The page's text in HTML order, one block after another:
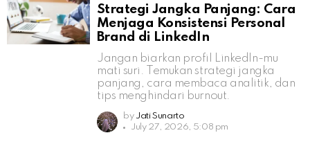
Strategi Jangka Panjang: Cara
Menjaga Konsistensi Personal
Brand di LinkedIn
Jangan biarkan profil LinkedIn-mu
mati suri. Temukan strategi jangka
panjang, cara membaca analitik, dan
tips menghindari burnout.
by Jati Sunarto
July 27, 2026, 5:08 pm